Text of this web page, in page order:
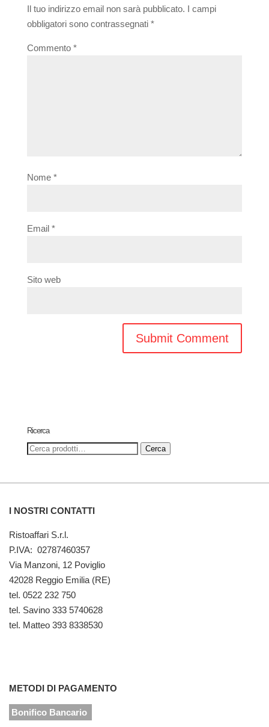
Il tuo indirizzo email non sarà pubblicato. I campi
obbligatori sono contrassegnati *
Commento *
Nome *
Email *
Sito web
Ricerca
Cerca: Cerca
I NOSTRI CONTATTI
Ristoaffari S.r.l.
P.IVA: 02787460357
Via Manzoni, 12 Poviglio
42028 Reggio Emilia (RE)
tel. 0522 232 750
tel. Savino 333 5740628
tel. Matteo 393 8338530
METODI DI PAGAMENTO
Bonifico Bancario